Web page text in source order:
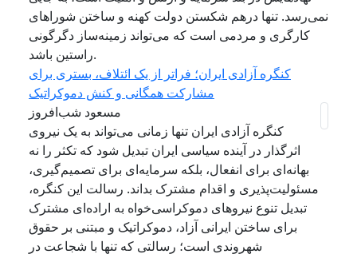
نمی‌رسد. تنها درهم شکستن دولت کهنه و ساختن شوراهای
کارگری و مردمی است که می‌تواند زمینه‌ساز دگرگونی
راستین باشد.
کنگره آزادی ایران؛ فراتر از یک ائتلاف، بستری برای
مشارکت همگانی و کنش دموکراتیک
مسعود شب‌افروز
کنگره آزادی ایران تنها زمانی می‌تواند به یک نیروی
اثرگذار در آینده سیاسی ایران تبدیل شود که تکثر را نه
بهانه‌ای برای انفعال، بلکه سرمایه‌ای برای تصمیم‌گیری،
مسئولیت‌پذیری و اقدام مشترک بداند. رسالت این کنگره،
تبدیل تنوع نیروهای دموکراسی‌خواه به اراده‌ای مشترک
برای ساختن ایرانی آزاد، دموکراتیک و مبتنی بر حقوق
شهروندی است؛ رسالتی که تنها با شجاعت در